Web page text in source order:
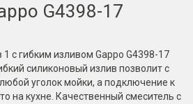
G4398-17
с гибким изливом Gappo G4398-17
силиконовый излив позволит с
уголок мойки, а подключение к
на кухне. Качественный смеситель с